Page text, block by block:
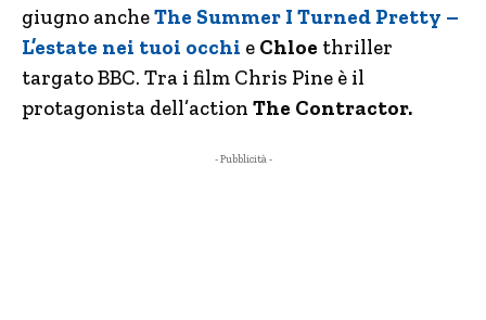
giugno ancheThe Summer I Turned Pretty –
L’estate nei tuoi occhi e Chloe thriller
targato BBC. Tra i film Chris Pine è il
protagonista dell’action The Contractor.
- Pubblicità -